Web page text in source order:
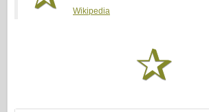
Heller
Wikipedia